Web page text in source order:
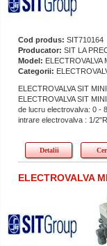
Cod produs: SIT710164
Producator: SIT LA
Model: ELECTROVALVA
Categorii:
ELECTROVALVA SIT
ELECTROVALVA SIT
de lucru electrovalva: 0 -
intrare electrovalva : 1/
Detalii
ELECTROVALVA